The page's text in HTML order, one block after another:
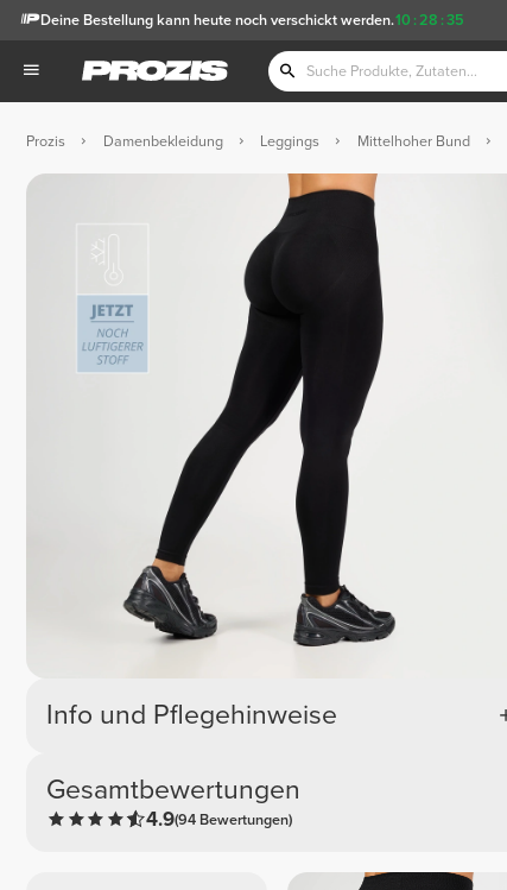
10 :28 :34
Deine Bestellung kann heute noch verschickt werden.
Prozis Damenbekleidung Leggings Mittelhoher Bund
Info und Pflegehinweise
Gesamtbewertungen
4.9(94 Bewertungen)